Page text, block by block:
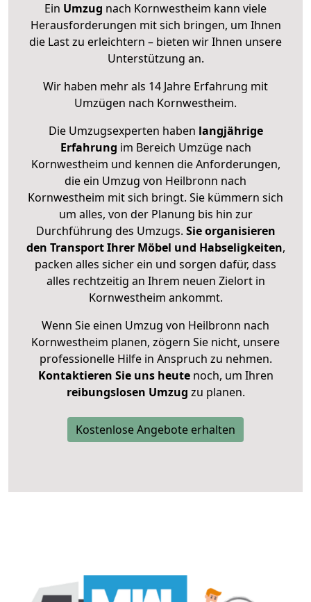
Ein Umzug nach Kornwestheim kann viele
Herausforderungen mit sich bringen, um Ihnen
die Last zu erleichtern – bieten wir Ihnen unsere
Unterstützung an.
Wir haben mehr als 14 Jahre Erfahrung mit
Umzügen nach Kornwestheim.
Die Umzugsexperten haben langjährige
Erfahrung im Bereich Umzüge nach
Kornwestheim und kennen die Anforderungen,
die ein Umzug von Heilbronn nach
Kornwestheim mit sich bringt. Sie kümmern sich
um alles, von der Planung bis hin zur
Durchführung des Umzugs. Sie organisieren
den Transport Ihrer Möbel und Habseligkeiten,
packen alles sicher ein und sorgen dafür, dass
alles rechtzeitig an Ihrem neuen Zielort in
Kornwestheim ankommt.
Wenn Sie einen Umzug von Heilbronn nach
Kornwestheim planen, zögern Sie nicht, unsere
professionelle Hilfe in Anspruch zu nehmen.
Kontaktieren Sie uns heutenoch, um Ihren
reibungslosen Umzug zu planen.
Kostenlose Angebote erhalten